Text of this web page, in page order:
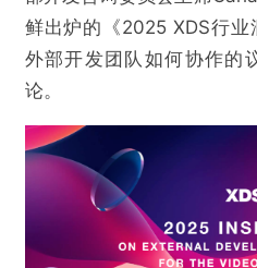
鲜出炉的《2025 XDS行
外部开发团队如何协作的
论。